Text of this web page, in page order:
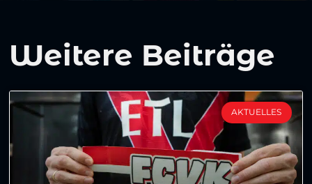
Weitere Beiträge
AKTUELLES